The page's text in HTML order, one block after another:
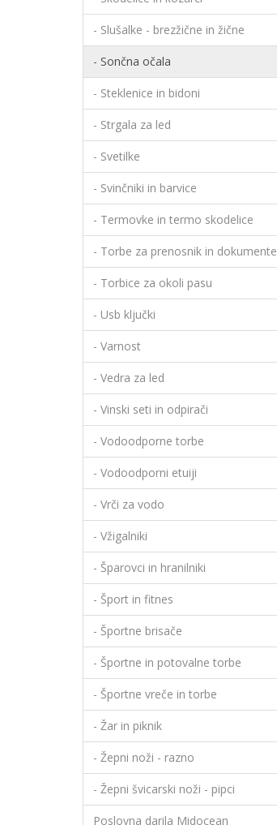
- Slušalke - brezžične in žične
- Sončna očala
- Steklenice in bidoni
- Strgala za led
- Svetilke
- Svinčniki in barvice
- Termovke in termo skodelice
- Torbe za prenosnik in dokumente
- Torbice za okoli pasu
- Usb ključki
- Varnost
- Vedra za led
- Vinski seti in odpirači
- Vodoodporne torbe
- Vodoodporni etuiji
- Vrči za vodo
- Vžigalniki
- Šparovci in hranilniki
- Šport in fitnes
- Športne brisače
- Športne in potovalne torbe
- Športne vreče in torbe
- Žar in piknik
- Žepni noži - razno
- Žepni švicarski noži - pipci
Poslovna darila Midocean